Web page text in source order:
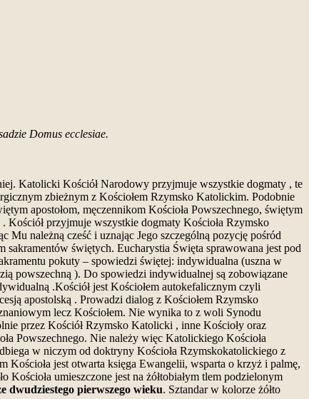
Domus ecclesiae.
Katolicki Kościół Narodowy przyjmuje wszystkie dogmaty , te
zbieżnym z Kościołem Rzymsko Katolickim. Podobnie
apostołom, męczennikom Kościoła Powszechnego, świętym
Kościół przyjmuje wszystkie dogmaty Kościoła Rzymsko
Mu należną cześć i uznając Jego szczególną pozycję pośród
sakramentów świętych. Eucharystia Święta sprawowana jest pod
pokuty – spowiedzi świętej: indywidualna (uszna w
powszechną ). Do spowiedzi indywidualnej są zobowiązane
.Kościół jest Kościołem autokefalicznym czyli
apostolską . Prowadzi dialog z Kościołem Rzymsko
lecz Kościołem. Nie wynika to z woli Synodu
przez Kościół Rzymsko Katolicki , inne Kościoły oraz
Powszechnego. Nie należy więc Katolickiego Kościoła
w niczym od doktryny Kościoła Rzymskokatolickiego z
jest otwarta księga Ewangelii, wsparta o krzyż i palmę,
umieszczone jest na żółtobiałym tlem podzielonym
dwudziestego pierwszego wieku. Sztandar w kolorze żółto